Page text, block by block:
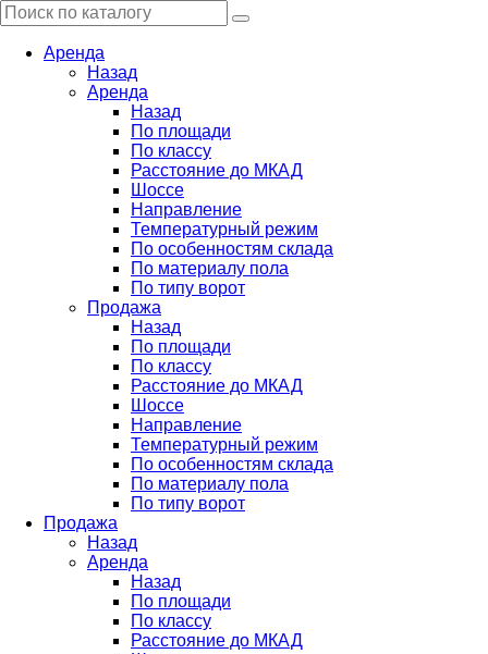
Аренда
Назад
Аренда
Назад
По площади
По классу
Расстояние до МКАД
Шоссе
Направление
Температурный режим
По особенностям склада
По материалу пола
По типу ворот
Продажа
Назад
По площади
По классу
Расстояние до МКАД
Шоссе
Направление
Температурный режим
По особенностям склада
По материалу пола
По типу ворот
Продажа
Назад
Аренда
Назад
По площади
По классу
Расстояние до МКАД